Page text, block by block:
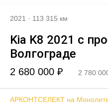
2021 · 113 315 км
Kia K8 2021 с
Волгограде
2 680 000 ₽ 2 780
АРКОНТСЕЛЕКТ на